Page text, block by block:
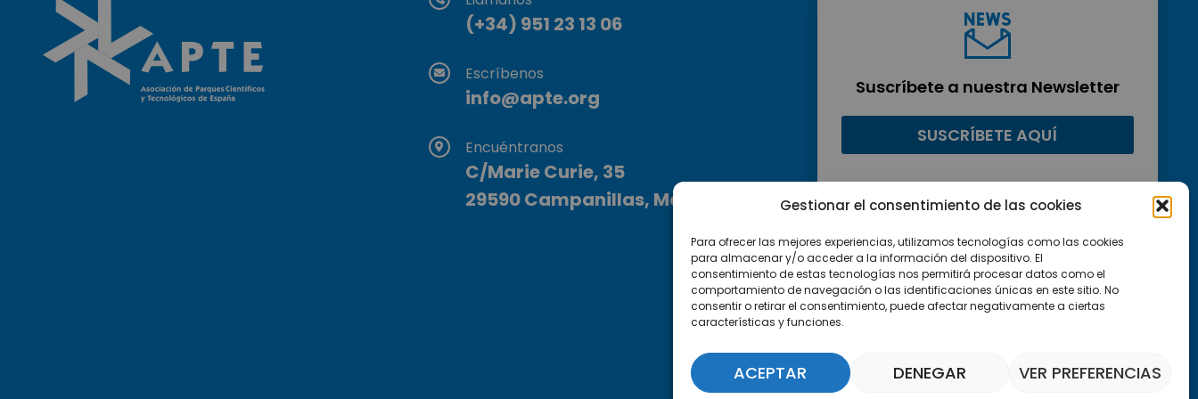
Gestionar el consentimiento de las cookies
Para ofrecer las mejores experiencias, utilizamos tecnologías como las cookies
para almacenar y/o acceder a la información del dispositivo. El
consentimiento de estas tecnologías nos permitirá procesar datos como el
comportamiento de navegación o las identificaciones únicas en este sitio. No
consentir o retirar el consentimiento, puede afectar negativamente a ciertas
características y funciones.
ACEPTAR DENEGAR VER PREFERENCIAS
(+34) 951 23 13 06
Escríbenos
info@apte.org
Encuéntranos
C/Marie Curie, 35
29590 Campanillas, Málaga
Suscríbete a nuestra Newsletter
SUSCRÍBETE AQUÍ